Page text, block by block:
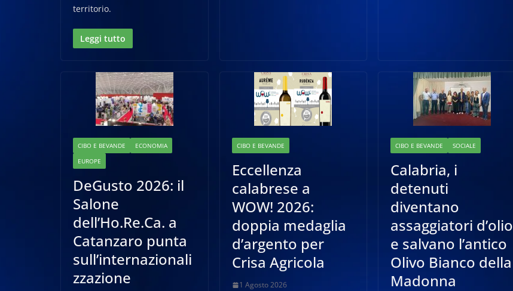
territorio.
Leggi tutto
CIBO E BEVANDE
ECONOMIA
EUROPE
DeGusto 2026: il
Salone
dell’Ho.Re.Ca. a
Catanzaro punta
sull’internazionali
zzazione
CIBO E BEVANDE
Eccellenza
calabrese a
WOW! 2026:
doppia medaglia
d’argento per
Crisa Agricola
1 Agosto 2026
CIBO E BEVANDE SOCIALE
Calabria, i
detenuti
diventano
assaggiatori d’olio
e salvano l’antico
Olivo Bianco della
Madonna